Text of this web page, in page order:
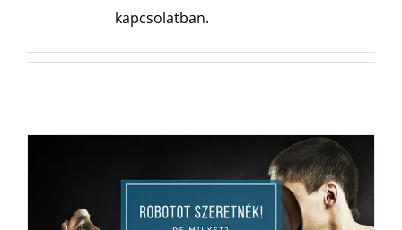
kapcsolatban.